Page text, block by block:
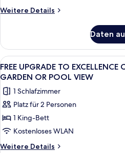
W/
Ocean
View
+
20%
OFF
SPA
anzeigen
Weitere Details
Weitere
Club
Two
Story
Rooftop
Suite
W/
Pool
Ocean
+
Daten
Alle
Fotos
für
FREE
UPGRADE
TO
EXCELLENCE
CLUB
7
FREE UPGRADE TO EXCELLENCE
GARDEN OR POOL VIEW
1 Schlafzimmer
Platz für 2 Personen
1 King-Bett
Kostenloses WLAN
Weitere Details
Weitere